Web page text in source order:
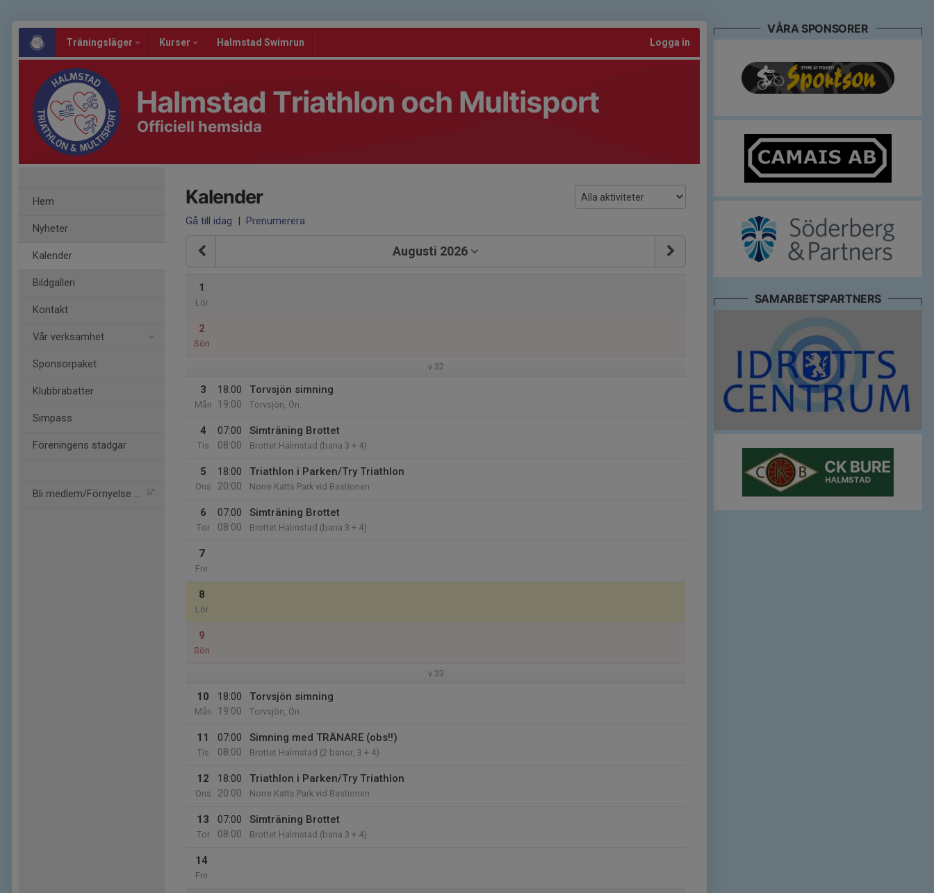
Träningsläger Kurser Halmstad Swimrun Logga in
Halmstad Triathlon och Multisport
Officiell hemsida
Hem
Nyheter
Kalender
Bildgalleri
Kontakt
Vår verksamhet
Sponsorpaket
Klubbrabatter
Simpass
Föreningens stadgar
Bli medlem/Förnyelse av m
Kalender
Gå till idag | Prenumerera
Augusti 2026
1
Lör
2
Sön
v.32
3
Mån
18:00
19:00
Torvsjön simning
Torvsjön, Ön.
4
Tis
07:00
08:00
Simträning Brottet
Brottet Halmstad (bana 3 + 4)
5
Ons
18:00
20:00
Triathlon i Parken/Try Triathlon
Norre Katts Park vid Bastionen
6
Tor
07:00
08:00
Simträning Brottet
Brottet Halmstad (bana 3 + 4)
7
Fre
8
Lör
9
Sön
v.33
10
Mån
18:00
19:00
Torvsjön simning
Torvsjön, Ön.
11
Tis
07:00
08:00
Simning med TRÄNARE (obs!!)
Brottet Halmstad (2 banor, 3 + 4)
12
Ons
18:00
20:00
Triathlon i Parken/Try Triathlon
Norre Katts Park vid Bastionen
13
Tor
07:00
08:00
Simträning Brottet
Brottet Halmstad (bana 3 + 4)
14
Fre
VÅRA SPONSORER
SAMARBETSPARTNERS